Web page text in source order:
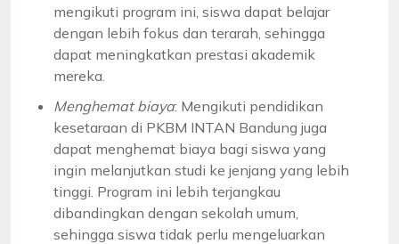
mengikuti program ini, siswa dapat belajar
dengan lebih fokus dan terarah, sehingga
dapat meningkatkan prestasi akademik
mereka.
Menghemat biaya: Mengikuti pendidikan
kesetaraan di PKBM INTAN Bandung juga
dapat menghemat biaya bagi siswa yang
ingin melanjutkan studi ke jenjang yang lebih
tinggi. Program ini lebih terjangkau
dibandingkan dengan sekolah umum,
sehingga siswa tidak perlu mengeluarkan